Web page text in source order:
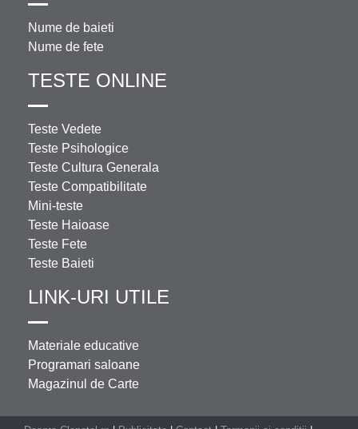
Nume de baieti
Nume de fete
TESTE ONLINE
Teste Vedete
Teste Psihologice
Teste Cultura Generala
Teste Compatibilitate
Mini-teste
Teste Haioase
Teste Fete
Teste Baieti
LINK-URI UTILE
Materiale educative
Programari saloane
Magazinul de Carte